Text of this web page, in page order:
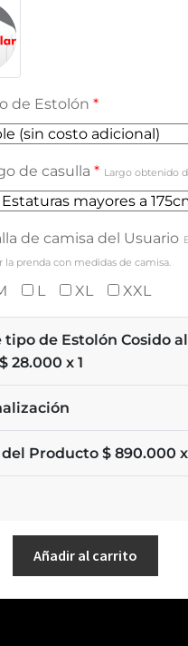
de Estolón *
de casulla * Largo obtenido
de camisa del Usuario
la prenda con medidas de camisa.
L XL XXL
de Estolón Cosido al
28.000 x 1
Producto $ 890.000
Añadir al carrito